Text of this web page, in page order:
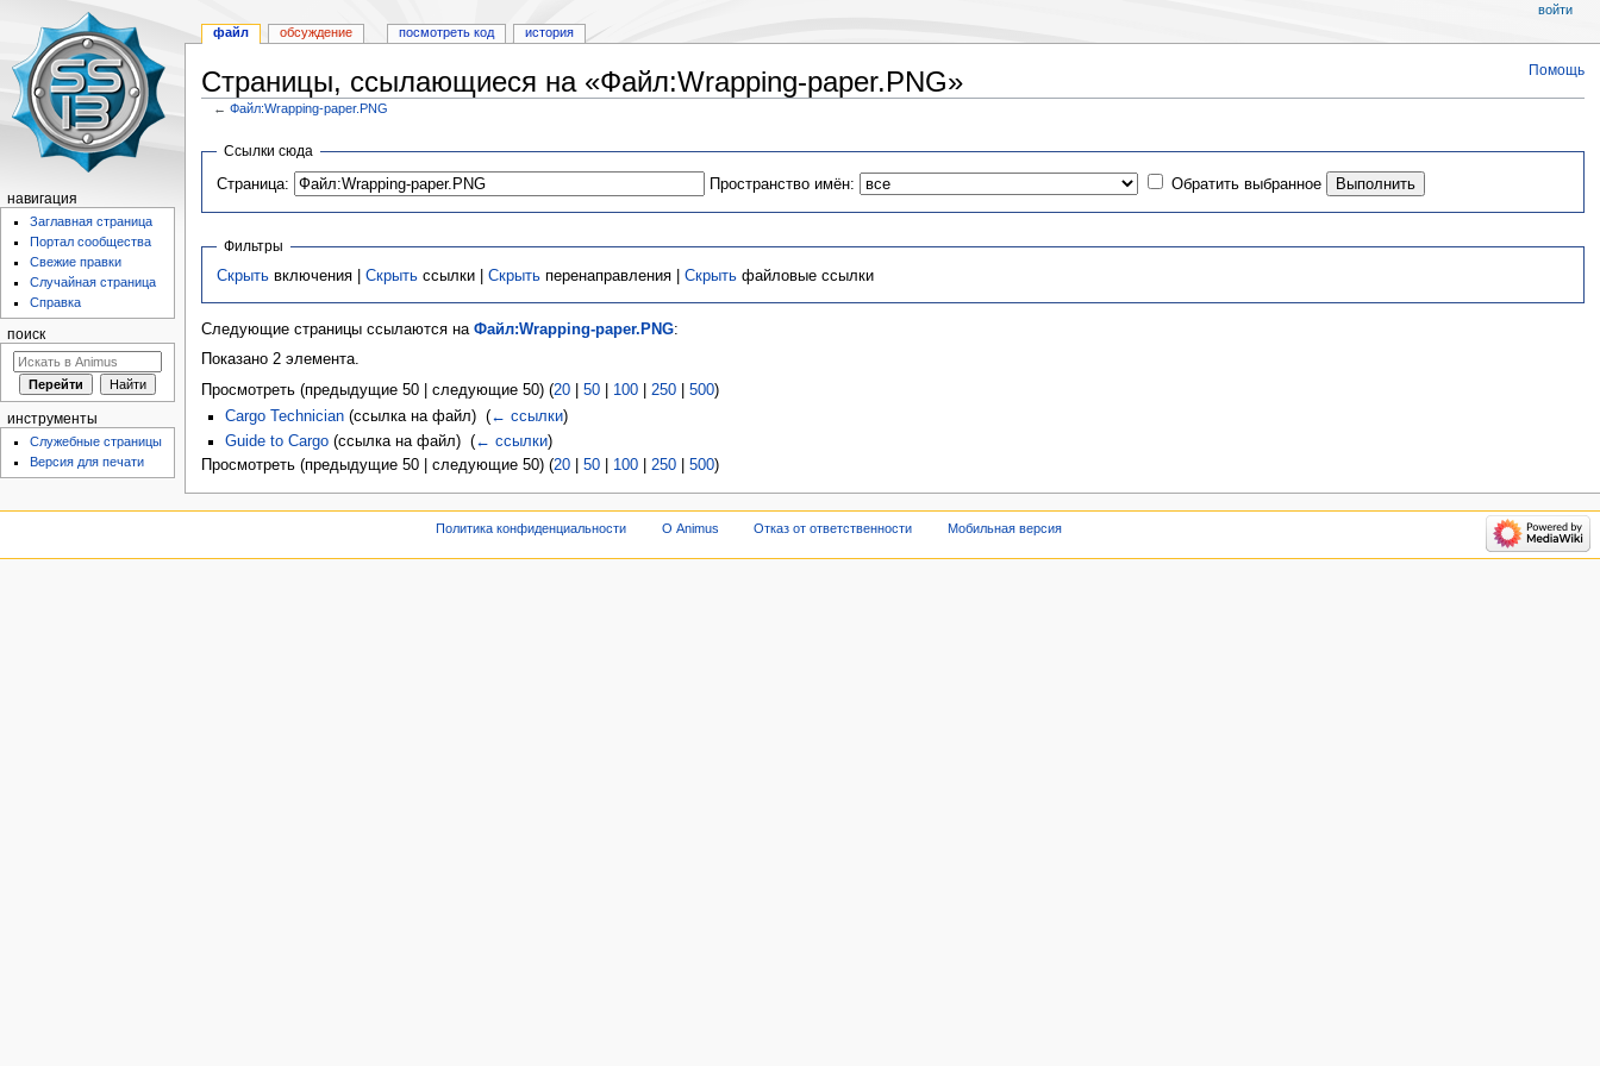
Помощь
Страницы, ссылающиеся на «Файл:Wrapping-paper.PNG»
←Файл:Wrapping-paper.PNG
Перейти
навигации
Перейти
поиску
Ссылки сюда
Страница: Пространство имён: Обратить выбранное
Фильтры
Скрыть включения |Скрыть ссылки |Скрыть перенаправления |Скрыть файловые ссылки
Следующие страницы ссылаются на Файл:Wrapping-paper.PNG:
Показано 2 элемента.
Просмотреть (предыдущие 50 | следующие 50) (20| 50| 100| 250| 500)
Cargo Technician(ссылка на файл) ‎ (← ссылки)
Guide to Cargo(ссылка на файл) ‎ (← ссылки)
Просмотреть (предыдущие 50 | следующие 50) (20| 50| 100| 250| 500)
файл обсуждение посмотреть код история
войти
навигация
Заглавная страница
Портал сообщества
Свежие правки
Случайная страница
Справка
поиск
инструменты
Служебные страницы
Версия для печати
Политика конфиденциальности О Animus Отказ от ответственности Мобильная версия